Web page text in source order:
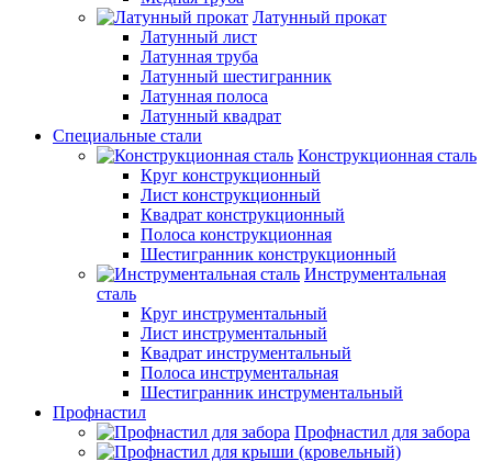
Латунный прокат
Латунный лист
Латунная труба
Латунный шестигранник
Латунная полоса
Латунный квадрат
Специальные стали
Конструкционная сталь
Круг конструкционный
Лист конструкционный
Квадрат конструкционный
Полоса конструкционная
Шестигранник конструкционный
Инструментальная
сталь
Круг инструментальный
Лист инструментальный
Квадрат инструментальный
Полоса инструментальная
Шестигранник инструментальный
Профнастил
Профнастил для забора